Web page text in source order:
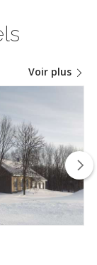
Voir plus